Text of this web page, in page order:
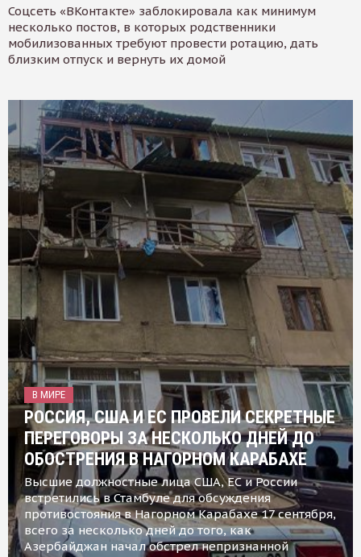
Соцсеть «ВКонтакте» заблокировала как минимум
несколько постов, в которых родственники
мобилизованных требуют провести ротацию, дать
близким отпуск и вернуть их домой
В МИРЕ
РОССИЯ, США И ЕС ПРОВЕЛИ СЕКРЕТНЫЕ
ПЕРЕГОВОРЫ ЗА НЕСКОЛЬКО ДНЕЙ ДО
ОБОСТРЕНИЯ В НАГОРНОМ КАРАБАХЕ
Высшие должностные лица США, ЕС и России
встретились в Стамбуле для обсуждения
противостояния в Нагорном Карабахе 17 сентября,
всего за несколько дней до того, как
Азербайджан начал обстрел непризнанной